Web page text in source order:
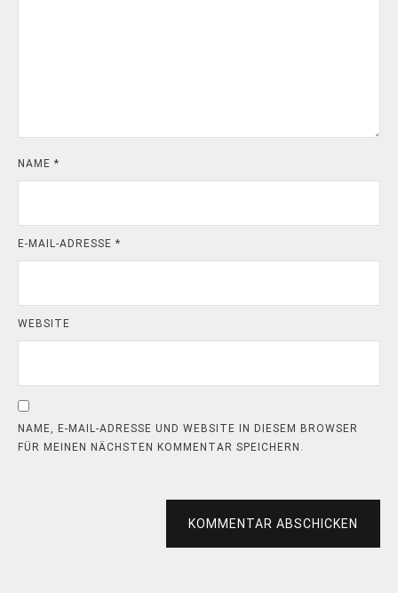
NAME *
E-MAIL-ADRESSE *
WEBSITE
NAME, E-MAIL-ADRESSE UND WEBSITE IN DIESEM BROWSER
FÜR MEINEN NÄCHSTEN KOMMENTAR SPEICHERN.
KOMMENTAR ABSCHICKEN